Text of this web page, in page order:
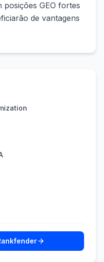
posições GEO fortes
de vantagens